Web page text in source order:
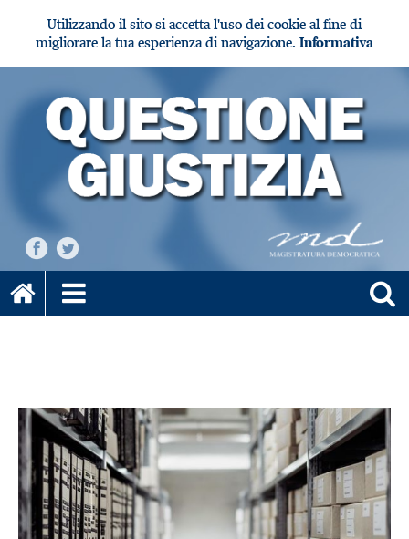
Utilizzando il sito si accetta l'uso dei cookie al fine di
migliorare la tua esperienza di navigazione. Informativa